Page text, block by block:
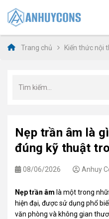
Trang chủ Kiến thức nội
Nẹp trần âm là
đúng kỹ thuật
08/06/2026 Anhuy
Nẹp trần âm là một trong
hiện đại, được sử dụng phổ
văn phòng và không gian